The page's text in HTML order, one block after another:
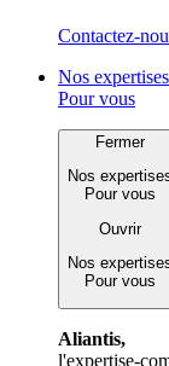
Contactez-
Nos expertises
Pour vous
Fermer
Nos
Pour vous
Ouvrir
Nos
Pour vous
Aliantis,
l'expertise-